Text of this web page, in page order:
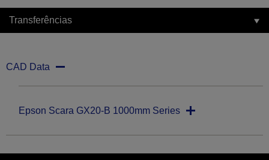
Transferências
CAD Data
Epson Scara GX20-B 1000mm Series